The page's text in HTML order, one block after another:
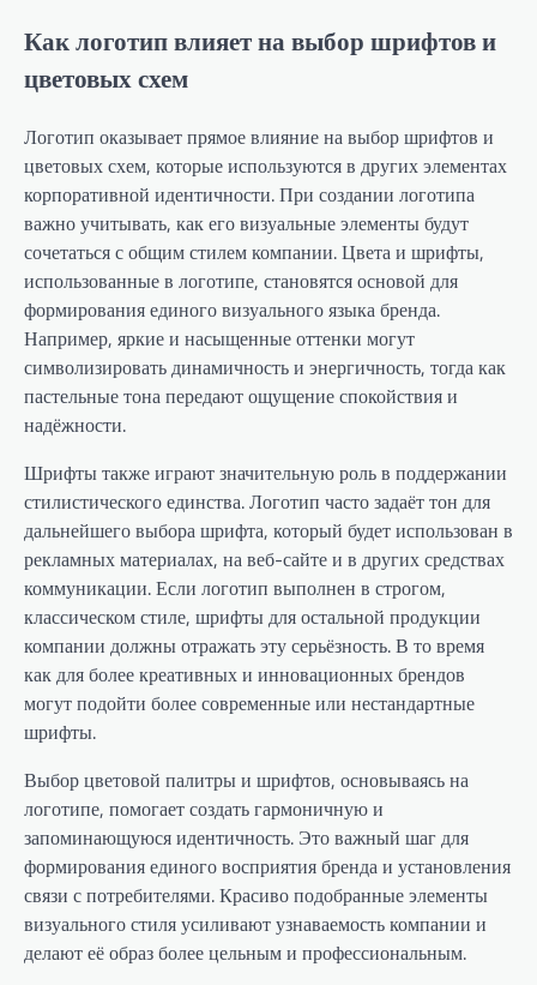
Как логотип влияет на выбор шрифтов и
цветовых схем
Логотип оказывает прямое влияние на выбор шрифтов и
цветовых схем, которые используются в других элементах
корпоративной идентичности. При создании логотипа
важно учитывать, как его визуальные элементы будут
сочетаться с общим стилем компании. Цвета и шрифты,
использованные в логотипе, становятся основой для
формирования единого визуального языка бренда.
Например, яркие и насыщенные оттенки могут
символизировать динамичность и энергичность, тогда как
пастельные тона передают ощущение спокойствия и
надёжности.
Шрифты также играют значительную роль в поддержании
стилистического единства. Логотип часто задаёт тон для
дальнейшего выбора шрифта, который будет использован в
рекламных материалах, на веб-сайте и в других средствах
коммуникации. Если логотип выполнен в строгом,
классическом стиле, шрифты для остальной продукции
компании должны отражать эту серьёзность. В то время
как для более креативных и инновационных брендов
могут подойти более современные или нестандартные
шрифты.
Выбор цветовой палитры и шрифтов, основываясь на
логотипе, помогает создать гармоничную и
запоминающуюся идентичность. Это важный шаг для
формирования единого восприятия бренда и установления
связи с потребителями. Красиво подобранные элементы
визуального стиля усиливают узнаваемость компании и
делают её образ более цельным и профессиональным.